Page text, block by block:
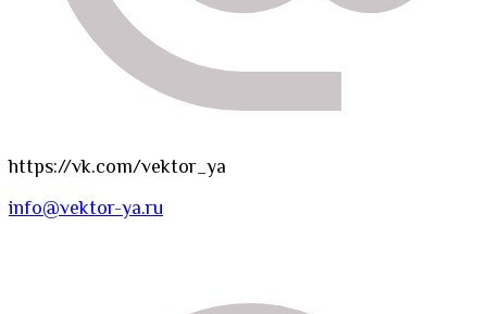
https://vk.com/vektor_ya
info@vektor-ya.ru